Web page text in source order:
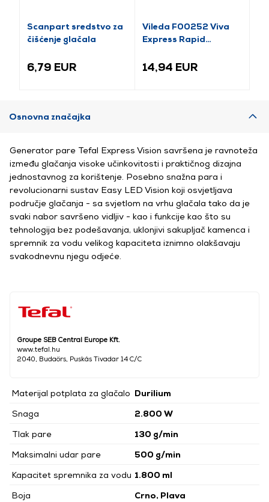
Scanpart sredstvo za
čišćenje glačala
6,79 EUR
Vileda F00252 Viva
Express Rapid
glačanje
14,94 EUR
Osnovna značajka
Groupe SEB Central Europe Kft.
www.tefal.hu
2040, Budaörs, Puskás Tivadar 14 C/C
Materijal potplata za glačalo Durilium
Snaga
2.800 W
Tlak pare
130 g/min
Maksimalni udar pare
500 g/min
Kapacitet spremnika za vodu 1.800 ml
Boja
Crno, Plava
Generator pare Tefal Express Vision savršena je ravnoteža
između glačanja visoke učinkovitosti i praktičnog dizajna
jednostavnog za korištenje. Posebno snažna para i
revolucionarni sustav Easy LED Vision koji osvjetljava
područje glačanja - sa svjetlom na vrhu glačala tako da je
svaki nabor savršeno vidljiv - kao i funkcije kao što su
tehnologija bez podešavanja, uklonjivi sakupljač kamenca i
spremnik za vodu velikog kapaciteta iznimno olakšavaju
svakodnevnu njegu odjeće.